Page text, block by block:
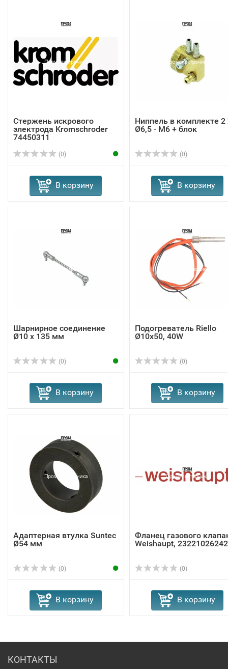
Стержень искрового
электрода Kromschroder
74450311
(0)
В корзину
Ниппель в комплекте 2
Ø6,5 - M6 + блок
(0)
В корзину
Шарнирное соединение
Ø10 x 135 мм
(0)
В корзину
Подогреватель Riello
Ø10x50, 40W
(0)
В корзину
Адаптерная втулка Suntec
Ø54 мм
(0)
В корзину
Фланец газового
Weishaupt, 23221026242
(0)
В корзину
КОНТАКТЫ